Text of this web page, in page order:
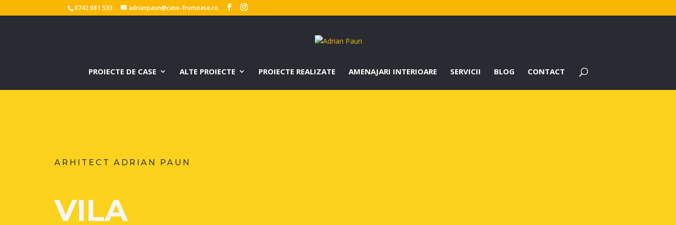
0742 081 533 adrianpaun@case-frumoase.ro
PROIECTE DE CASE ALTE PROIECTE PROIECTE REALIZATE AMENAJARI INTERIOARE SERVICII BLOG CONTACT
ARHITECT ADRIAN PAUN
VILA